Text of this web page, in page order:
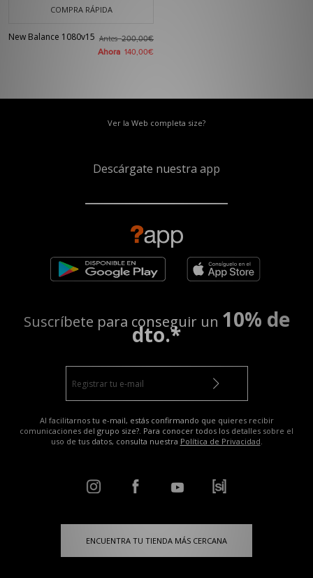
COMPRA RÁPIDA
New Balance 1080v15 Antes200,00€
Ahora 140,00€
Ver la Web completa size?
Descárgate nuestra app
Suscríbete para conseguir un 10% de
dto.*
Al facilitarnos tu e-mail, estás confirmando que quieres recibir
comunicaciones del grupo size?. Para conocer todos los detalles sobre el
uso de tus datos, consulta nuestra Política de Privacidad.
ENCUENTRA TU TIENDA MÁS CERCANA